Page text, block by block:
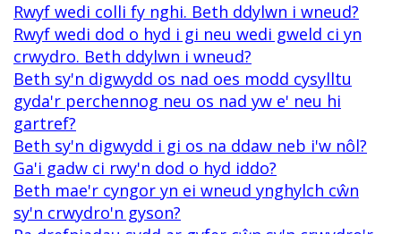
Rwyf wedi colli fy nghi. Beth ddylwn i wneud?
Rwyf wedi dod o hyd i gi neu wedi gweld ci yn
crwydro. Beth ddylwn i wneud?
Beth sy'n digwydd os nad oes modd cysylltu
gyda'r perchennog neu os nad yw e' neu hi
gartref?
Beth sy'n digwydd i gi os na ddaw neb i'w nôl?
Ga'i gadw ci rwy'n dod o hyd iddo?
Beth mae'r cyngor yn ei wneud ynghylch cŵn
sy'n crwydro'n gyson?